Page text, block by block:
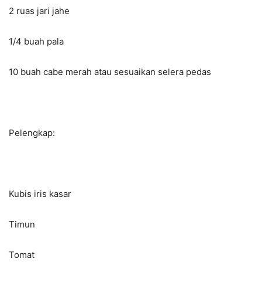
2 ruas jari jahe
1/4 buah pala
10 buah cabe merah atau sesuaikan selera pedas
Pelengkap:
Kubis iris kasar
Timun
Tomat